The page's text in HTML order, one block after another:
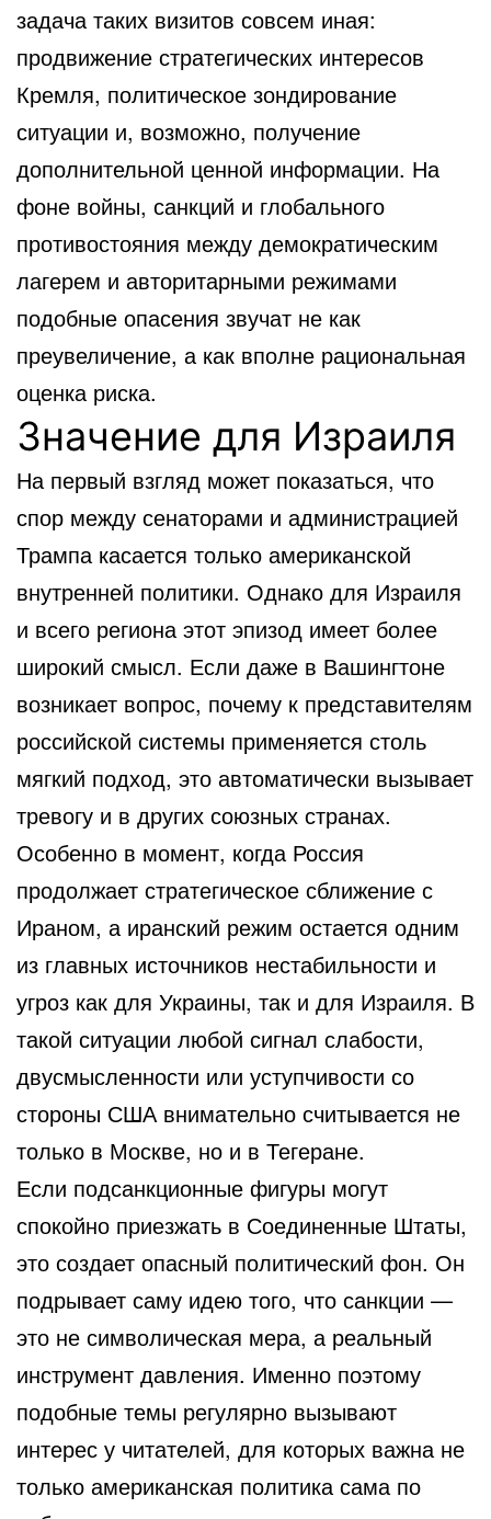
задача таких визитов совсем иная:
продвижение стратегических интересов
Кремля, политическое зондирование
ситуации и, возможно, получение
дополнительной ценной информации. На
фоне войны, санкций и глобального
противостояния между демократическим
лагерем и авторитарными режимами
подобные опасения звучат не как
преувеличение, а как вполне рациональная
оценка риска.
Значение для Израиля
На первый взгляд может показаться, что
спор между сенаторами и администрацией
Трампа касается только американской
внутренней политики. Однако для Израиля
и всего региона этот эпизод имеет более
широкий смысл. Если даже в Вашингтоне
возникает вопрос, почему к представителям
российской системы применяется столь
мягкий подход, это автоматически вызывает
тревогу и в других союзных странах.
Особенно в момент, когда Россия
продолжает стратегическое сближение с
Ираном, а иранский режим остается одним
из главных источников нестабильности и
угроз как для Украины, так и для Израиля. В
такой ситуации любой сигнал слабости,
двусмысленности или уступчивости со
стороны США внимательно считывается не
только в Москве, но и в Тегеране.
Если подсанкционные фигуры могут
спокойно приезжать в Соединенные Штаты,
это создает опасный политический фон. Он
подрывает саму идею того, что санкции —
это не символическая мера, а реальный
инструмент давления. Именно поэтому
подобные темы регулярно вызывают
интерес у читателей, для которых важна не
только американская политика сама по